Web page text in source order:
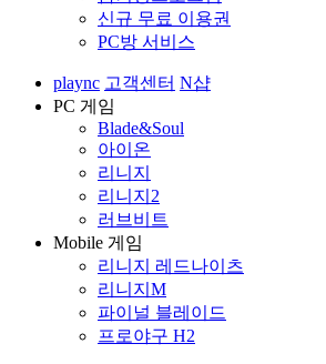
신규 무료 이용권
PC방 서비스
plaync 고객센터 N샵
PC 게임
Blade&Soul
아이온
리니지
리니지2
러브비트
Mobile 게임
리니지 레드나이츠
리니지M
파이널 블레이드
프로야구 H2